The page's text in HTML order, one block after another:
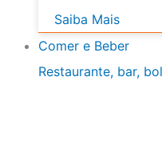
Saiba Mais
Comer e Beber
Restaurante, bar,